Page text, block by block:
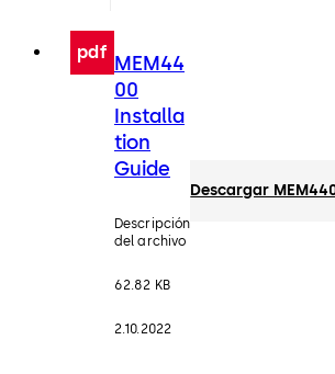
pdf MEM44
00
Installa
tion
Guide
Descripción
del archivo
62.82 KB
2.10.2022
Descargar